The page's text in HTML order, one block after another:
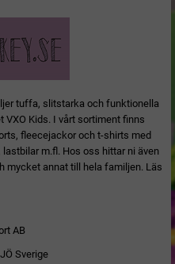
tuffa, slitstarka och funktionella
VXO Kids. I vårt sortiment finns
fleecejackor och t-shirts med
m.fl. Hos oss hittar ni även
mycket annat till hela familjen. Läs
AB
Sverige